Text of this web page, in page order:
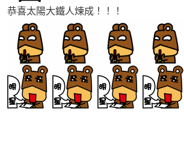
恭喜太陽大鐵人煉成！！！